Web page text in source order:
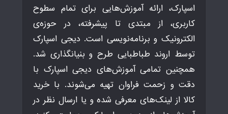
اسپارک، ارائه آموزش‌هایی برای تمام سطوح
کاربری، از مبتدی تا پیشرفته، در حوزه‌ی
الکترونیک و برنامه‌نویسی است. دیجی اسپارک
توسط اروند طباطبایی طرح و بنیانگذاری شد.
همچنین تمامی آموزش‌های دیجی اسپارک با
دقت و زحمت فراوان تهیه می‌شوند. با خرید
کالا از لینک‌های معرفی شده و یا ارسال نظر در